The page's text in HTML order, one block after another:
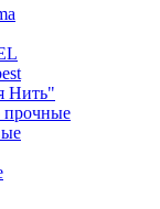
Нить"
прочные